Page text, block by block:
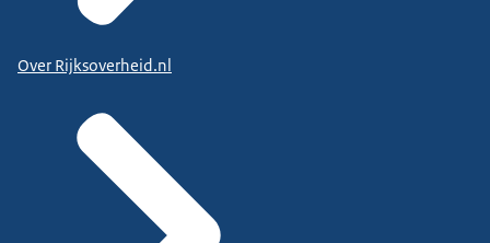
Over Rijksoverheid.nl